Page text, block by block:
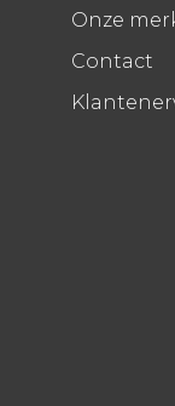
Onze
Contact